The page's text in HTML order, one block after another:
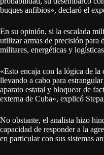
buques anfibios», declaró el
En su opinión, si la escalada
utilizar armas de precisión para
militares, energéticas y
«Esto encaja con la lógica de la
llevando a cabo para
aparato estatal y bloquear de
externa de Cuba», explicó
No obstante, el analista hizo
capacidad de responder a la
en particular con sus sistemas